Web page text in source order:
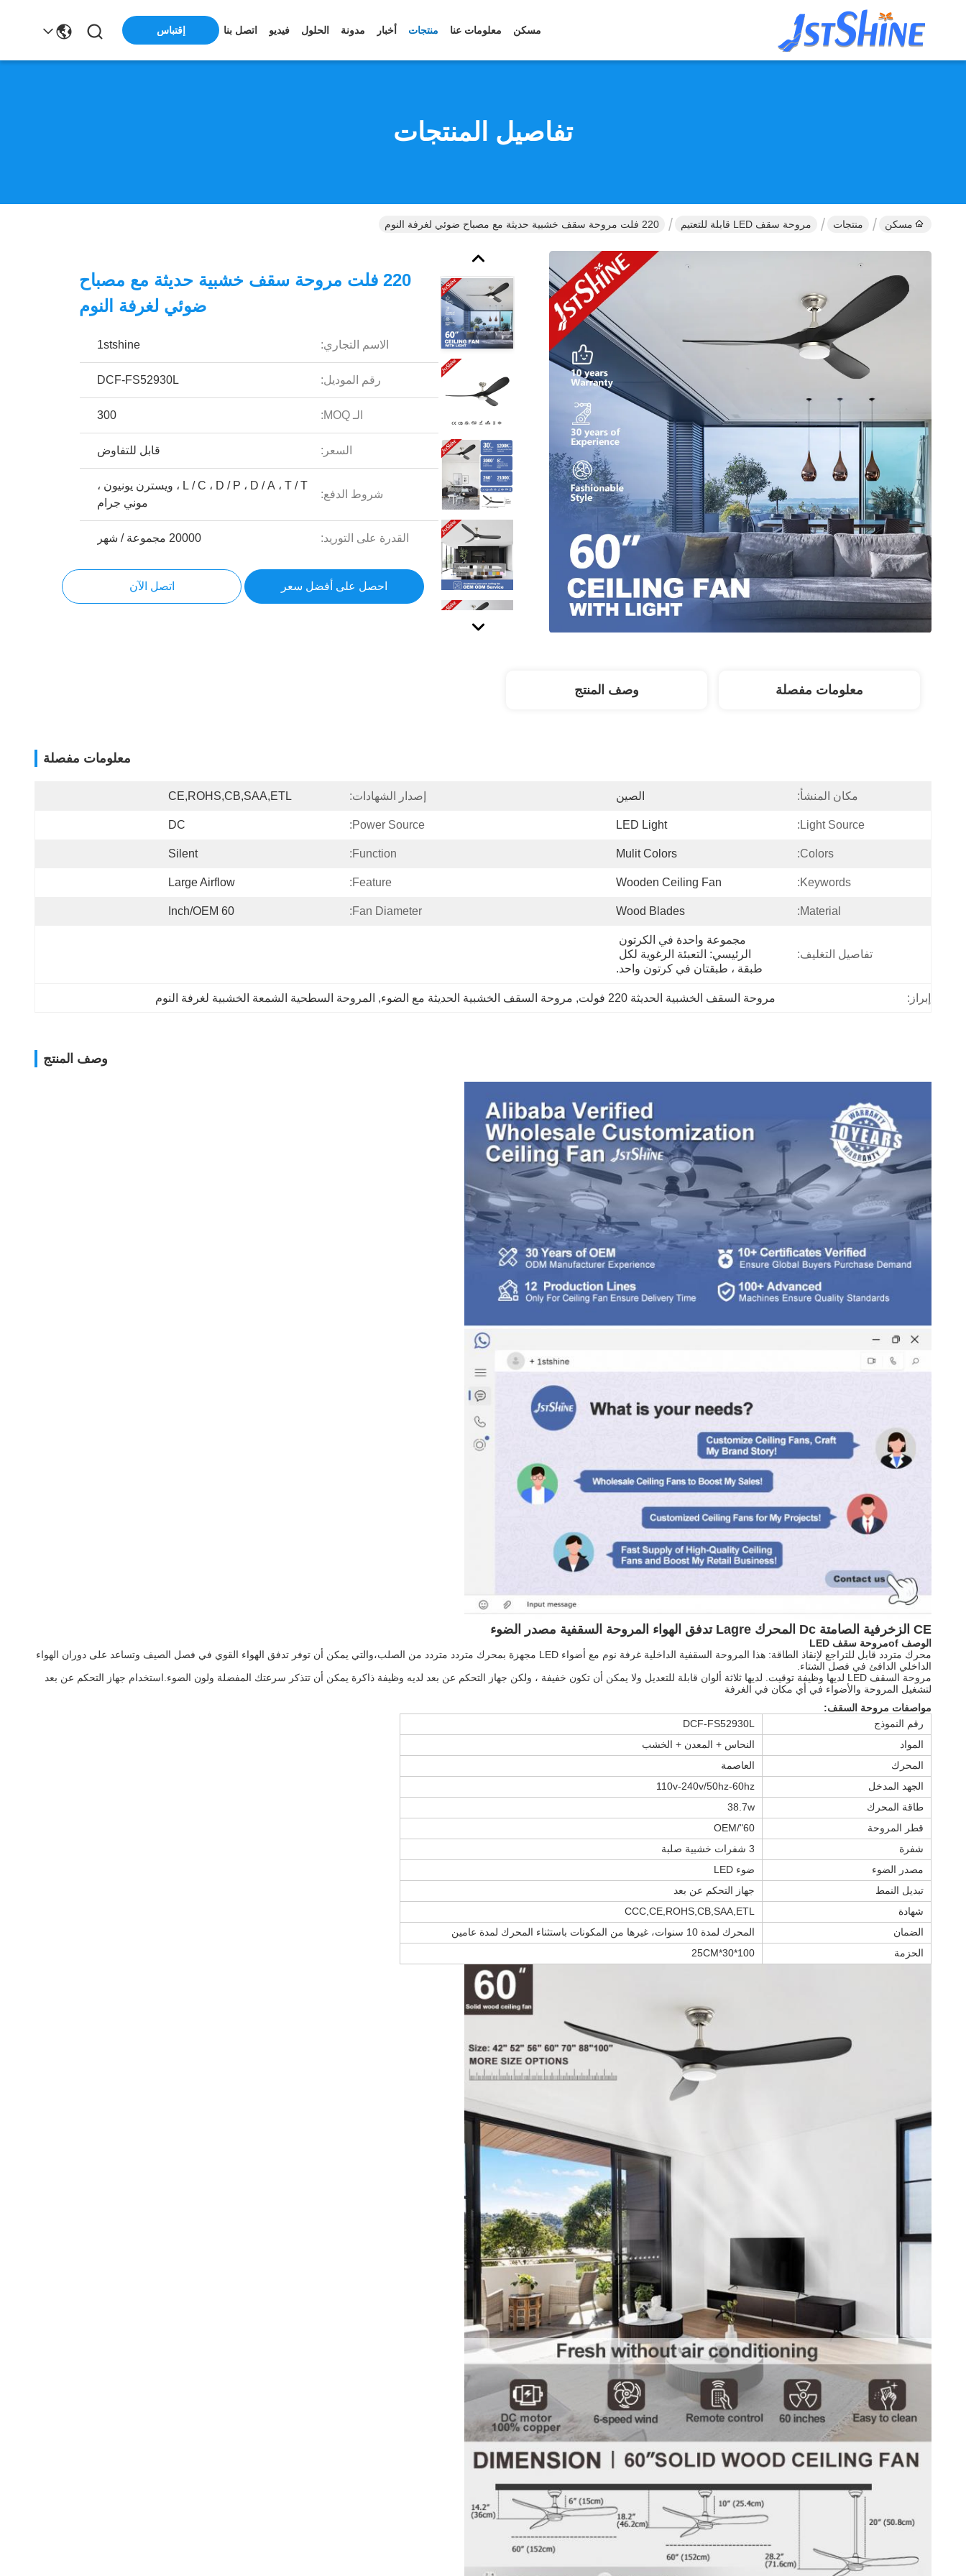
مسكن معلومات عنا منتجات أخبار مدونة الحلول فيديو اتصل بنا إقتباس
تفاصيل المنتجات
مسكن منتجات مروحة سقف LED قابلة للتعتيم 220 فلت مروحة سقف خشبية حديثة مع مصباح ضوئي لغرفة النوم
220 فلت مروحة سقف خشبية حديثة مع مصباح
ضوئي لغرفة النوم
الاسم التجاري: 1stshine
رقم الموديل: DCF-FS52930L
الـ MOQ: 300
السعر: قابل للتفاوض
شروط الدفع:
L / C ، D / P ، D / A ، T / T ، ويسترن يونيون ،
موني جرام
القدرة على التوريد: 20000 مجموعة / شهر
احصل على أفضل سعر اتصل الآن
معلومات مفصلة وصف المنتج
معلومات مفصلة
مكان المنشأ: الصين إصدار الشهادات: CE,ROHS,CB,SAA,ETL
Light Source:
LED Light
Power Source:
DC
Colors:
Mulit Colors
Function:
Silent
Keywords:
Wooden Ceiling Fan
Feature:
Large Airflow
Material:
Wood Blades
Fan Diameter:
60 Inch/OEM
تفاصيل التغليف:
طبقة ، طبقتان في كرتون واحد.
إبراز: مروحة السقف الخشبية الحديثة 220 فولت , مروحة السقف الخشبية الحديثة مع الضوء, المروحة السطحية الشمعة الخشبية لغرفة النوم
وصف المنتج
CE الزخرفية الصامتة Dc المحرك Lagre تدفق الهواء المروحة السقفية مصدر الضوء
الوصف of
مروحة سقف LED
محرك متردد قابل للتراجع لإنقاذ الطاقة: هذا المروحة السقفية الداخلية غرفة نوم مع أضواء LED مجهزة بمحرك متردد متردد من الصلب،والتي يمكن أن توفر تدفق الهواء القوي في فصل الصيف وتساعد على دوران الهواء
الداخلي الدافئ في فصل الشتاء.
مروحة السقف LED لديها وظيفة توقيت. لديها ثلاثة ألوان قابلة للتعديل ولا يمكن أن تكون خفيفة ، ولكن جهاز التحكم عن بعد لديه وظيفة ذاكرة يمكن أن تتذكر سرعتك المفضلة ولون الضوء.استخدام جهاز التحكم عن بعد
لتشغيل المروحة والأضواء في أي مكان في الغرفة
مواصفات مروحة السقف:
رقم النموذج
DCF-FS52930L
المواد
النحاس + المعدن + الخشب
المحرك
العاصمة
الجهد المدخل
110v-240v/50hz-60hz
طاقة المحرك
38.7w
قطر المروحة
60"/OEM
شفرة
3 شفرات خشبية صلبة
مصدر الضوء
ضوء LED
تبديل النمط
جهاز التحكم عن بعد
شهادة
CCC,CE,ROHS,CB,SAA,ETL
الضمان
المحرك لمدة 10 سنوات، غيرها من المكونات باستثناء المحرك لمدة عامين
الحزمة
100*30*25CM